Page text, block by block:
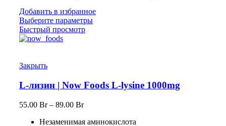
Добавить в избранное
Выберите параметры
Быстрый просмотр
Закрыть
L-лизин | Now Foods L-lysine 1000mg
55.00 Br– 89.00 Br
Незаменимая аминокислота